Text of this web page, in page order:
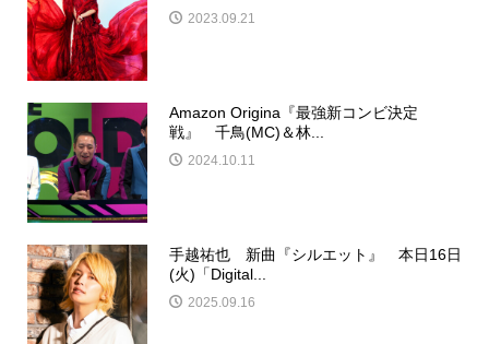
2023.09.21
Amazon Origina『最強新コンビ決定
戦』 千鳥(MC)＆林...
2024.10.11
手越祐也 新曲『シルエット』 本日16日
(火)「Digital...
2025.09.16